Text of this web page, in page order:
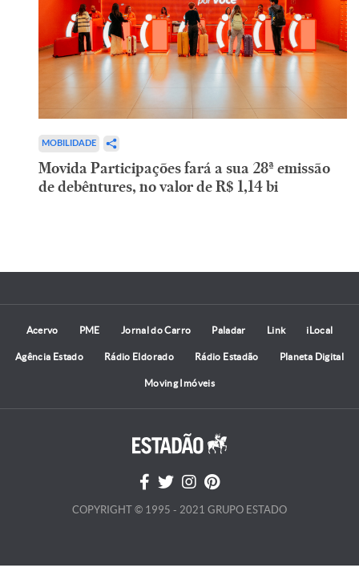
MOBILIDADE
Movida Participações fará a sua 28ª emissão
de debêntures, no valor de R$ 1,14 bi
Acervo PME Jornal do Carro Paladar Link iLocal
Agência Estado Rádio Eldorado Rádio Estadão Planeta Digital
Moving Imóveis
COPYRIGHT © 1995 - 2021 GRUPO ESTADO